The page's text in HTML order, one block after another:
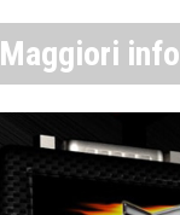
Maggiori info